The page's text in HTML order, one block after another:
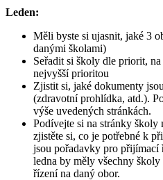
Leden:
Měli byste si ujasnit, jaké 3
danými školami)
Seřadit si školy dle priorit,
nejvyšší prioritou
Zjistit si, jaké dokumenty
(zdravotní prohlídka, atd.).
výše uvedených stránkách.
Podívejte si na stránky školy
zjistěte si, co je potřebné k
jsou pořadavky pro přijímací
ledna by měly všechny
řízení na daný obor.